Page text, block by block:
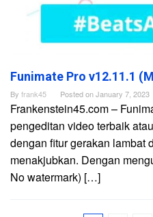
Funimate Pro v12.11.1
By frank45 Posted onJanuary 7, 2023
Frankenstein45.com –
pengeditan video terbaik
dengan fitur gerakan lambat
menakjubkan. Dengan
No watermark) […]